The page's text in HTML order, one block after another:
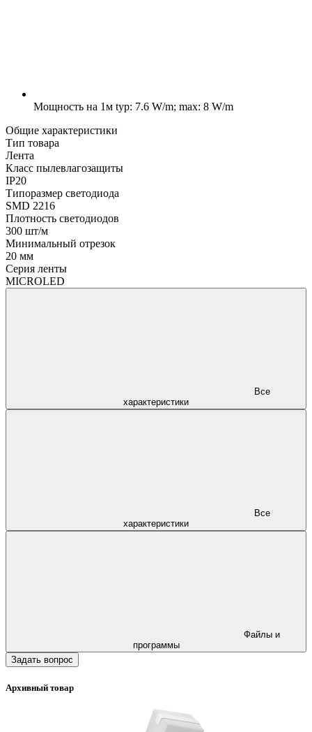
Мощность на 1м typ: 7.6 W/m; max: 8 W/m
Общие характеристики
Тип товара
Лента
Класс пылевлагозащиты
IP20
Типоразмер светодиода
SMD 2216
Плотность светодиодов
300 шт/м
Минимальный отрезок
20 мм
Серия ленты
MICROLED
характеристики
характеристики
программы
Задать вопрос
Архивный товар